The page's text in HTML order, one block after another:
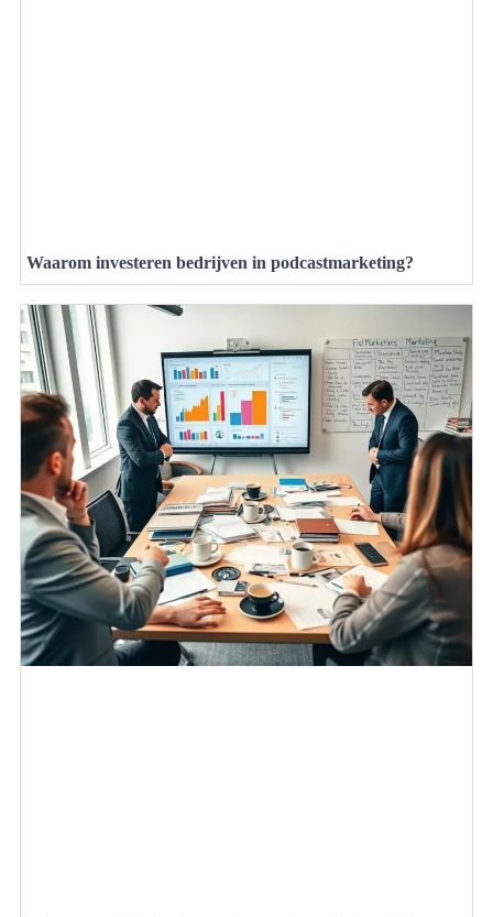
Waarom investeren bedrijven in podcastmarketing?